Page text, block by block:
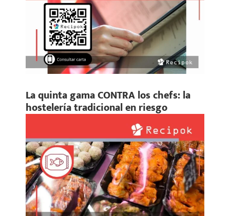
La quinta gama CONTRA los chefs: la
hostelería tradicional en riesgo